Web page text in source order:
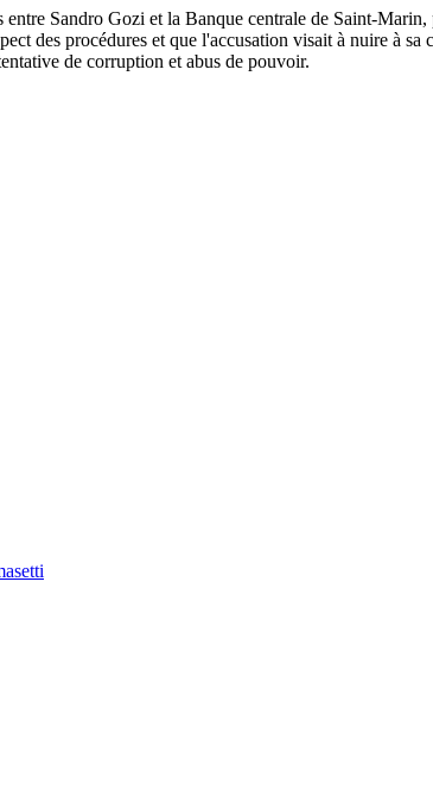
Sandro Gozi et la Banque centrale de Saint-
des procédures et que l'accusation visait à nuire à sa
de corruption et abus de pouvoir.